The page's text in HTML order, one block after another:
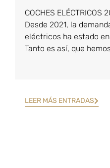
COCHES ELÉCTRICOS
Desde 2021, la
eléctricos ha estado
Tanto es así, que
LEER MÁS ENTRADAS